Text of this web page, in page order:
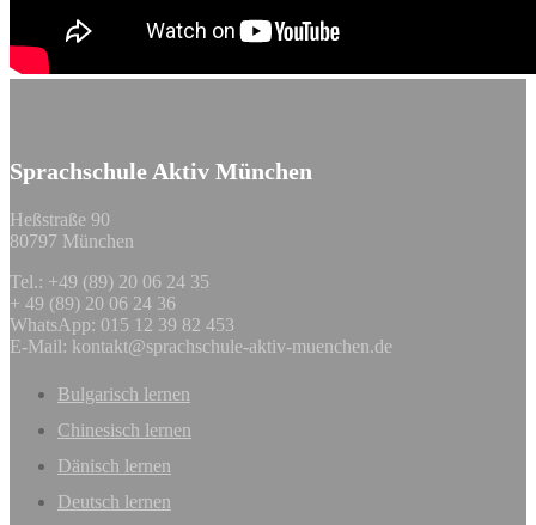
Sprachschule Aktiv München
Heßstraße 90
80797 München
Tel.: +49 (89) 20 06 24 35
+ 49 (89) 20 06 24 36
WhatsApp: 015 12 39 82 453
E-Mail: kontakt@sprachschule-aktiv-muenchen.de
Bulgarisch lernen
Chinesisch lernen
Dänisch lernen
Deutsch lernen